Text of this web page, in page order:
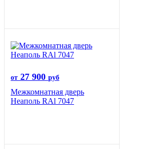
от 27 900 руб
Межкомнатная дверь
Неаполь RAl 7047